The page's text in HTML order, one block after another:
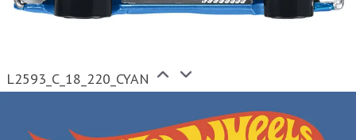
L2593_C_18_220_CYAN